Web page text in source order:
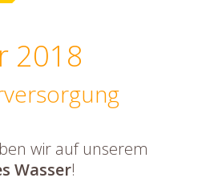
2018
wir auf unserem
Wasser!